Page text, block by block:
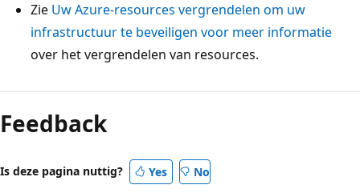
Zie Uw Azure-resources vergrendelen om uw
infrastructuur te beveiligen voor meer informatie
over het vergrendelen van resources.
Feedback
Is deze pagina nuttig? Yes No